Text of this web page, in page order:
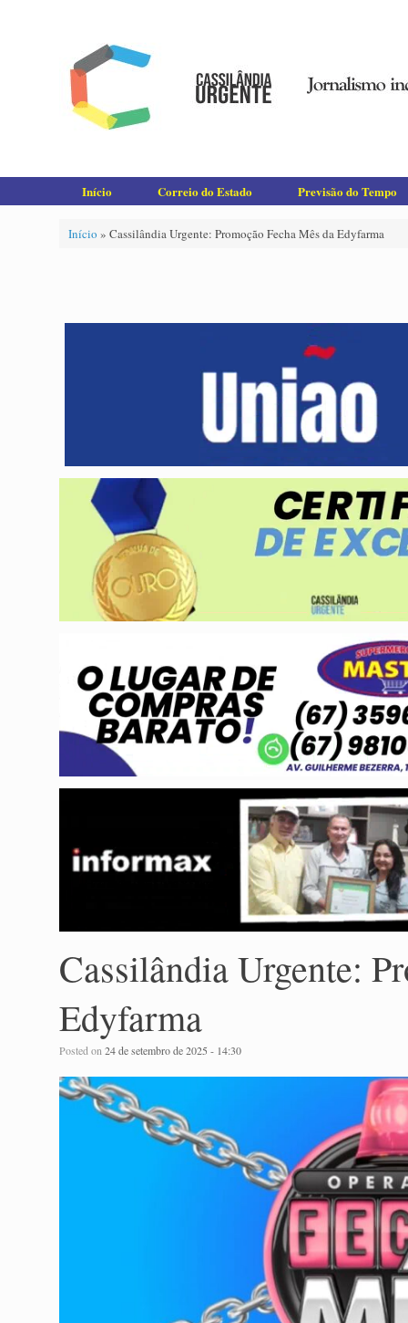
Início Correio do Estado Previsão do Tempo
Início » Cassilândia Urgente: Promoção Fecha Mês da Edyfarma
Cassilândia Urgente:
Edyfarma
Posted on24 de setembro de 2025 - 14:30